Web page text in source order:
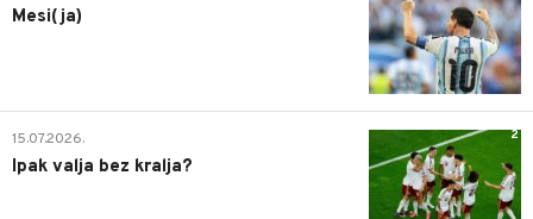
Mesi(ja)
2
15.07.2026.
Ipak valja bez kralja?